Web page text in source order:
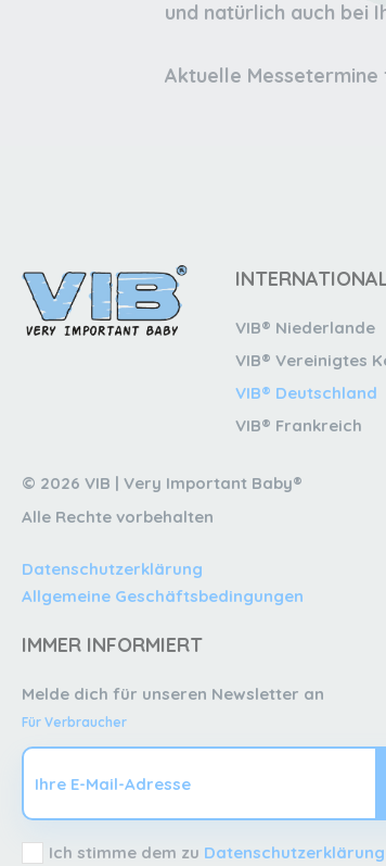
und natürlich auch bei
Aktuelle Messetermine
VIB® Niederlande
VIB® Vereinigtes
VIB® Deutschland
VIB® Frankreich
© 2026 VIB | Very Important Baby®
Alle Rechte vorbehalten
Datenschutzerklärung
Allgemeine Geschäftsbedingungen
IMMER INFORMIERT
Melde dich für unseren Newsletter an
Für Verbraucher
Ich stimme dem zu Datenschutzerklärung